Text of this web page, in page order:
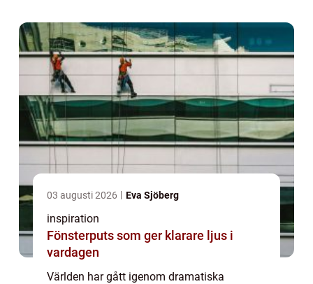
upplever nu ...
03 augusti 2026 Eva Sjöberg
inspiration
Fönsterputs som ger klarare ljus i
vardagen
Världen har gått igenom dramatiska